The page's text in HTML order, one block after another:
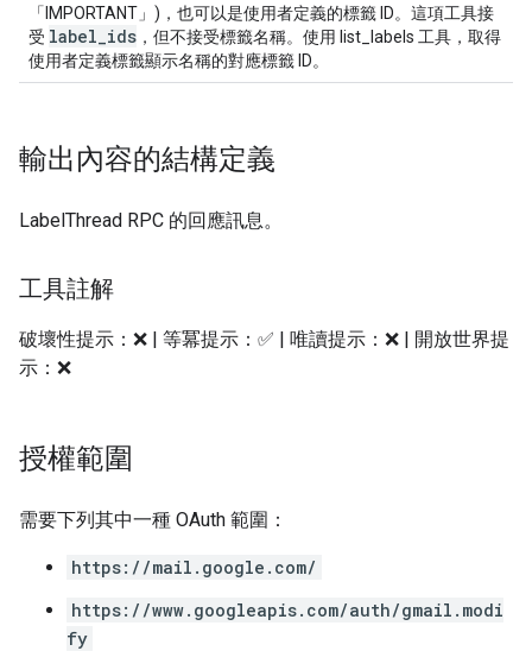
「IMPORTANT」)，也可以是使用者定義的標籤 ID。這項工具接
受 label_ids ，但不接受標籤名稱。使用 list_labels 工具，取得
使用者定義標籤顯示名稱的對應標籤 ID。
輸出內容的結構定義
LabelThread RPC 的回應訊息。
工具註解
破壞性提示：❌ | 等冪提示：✅ | 唯讀提示：❌ | 開放世界提
示：❌
授權範圍
需要下列其中一種 OAuth 範圍：
https://mail.google.com/
https://www.googleapis.com/auth/gmail.modi
fy